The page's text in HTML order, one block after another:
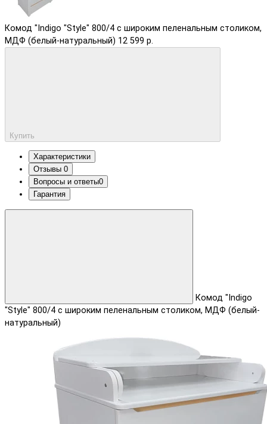
Комод "Indigo "Style" 800/4 с широким пеленальным столиком,
МДФ (белый-натуральный) 12 599 р.
Купить
Характеристики
Отзывы 0
Вопросы и ответы0
Гарантия
Комод "Indigo
"Style" 800/4 с широким пеленальным столиком, МДФ (белый-
натуральный)